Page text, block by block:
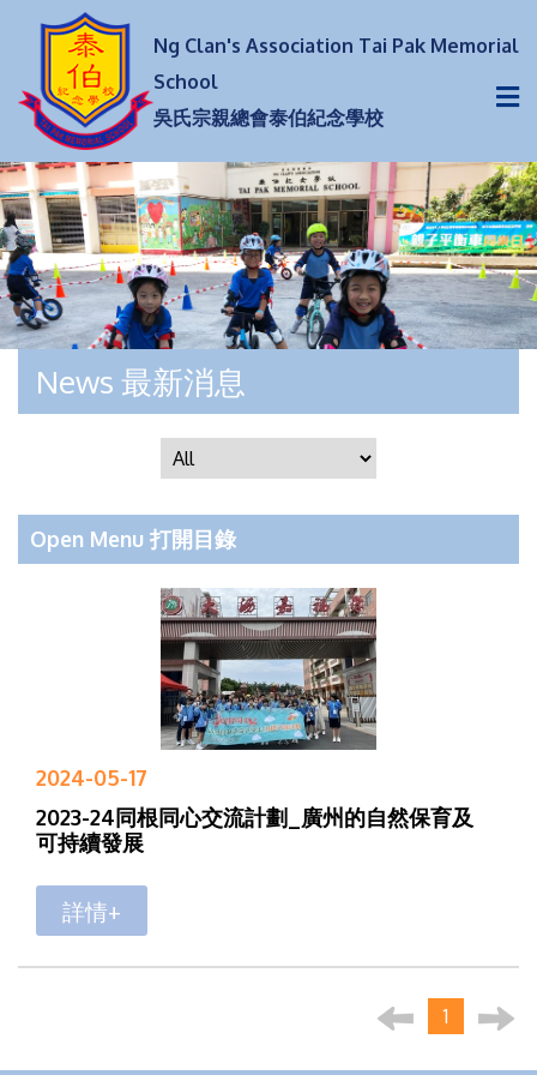
Ng Clan's Association Tai Pak Memorial
School
吳氏宗親總會泰伯紀念學校
News 最新消息
Open Menu 打開目錄
2024-05-17
2023-24同根同心交流計劃_廣州的自然保育及
可持續發展
詳情+
1